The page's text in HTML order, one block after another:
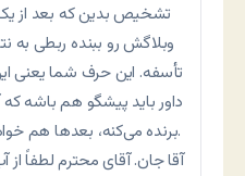
تشخيص بدين که بعد از
وبلاگش رو ببنده ربطی به
تأسفه. اين حرف شما يعنی
داور بايد پيشگو هم باشه که
برنده می‌کنه، بعدها هم خواهد نوشت يا نه.
آقا جان. آقای محترم لطفاً